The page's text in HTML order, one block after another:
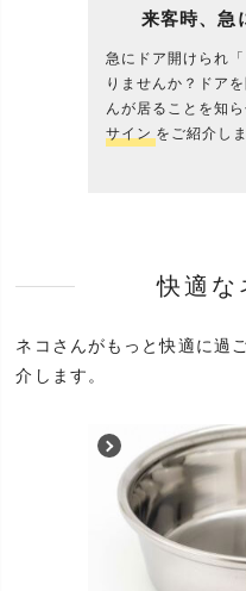
来客時、急
急にドア開けられ
りませんか？ドア
んが居ることを知ら
サイン をご紹介しま
快適な
ネコさんがもっと快適に過
介します。